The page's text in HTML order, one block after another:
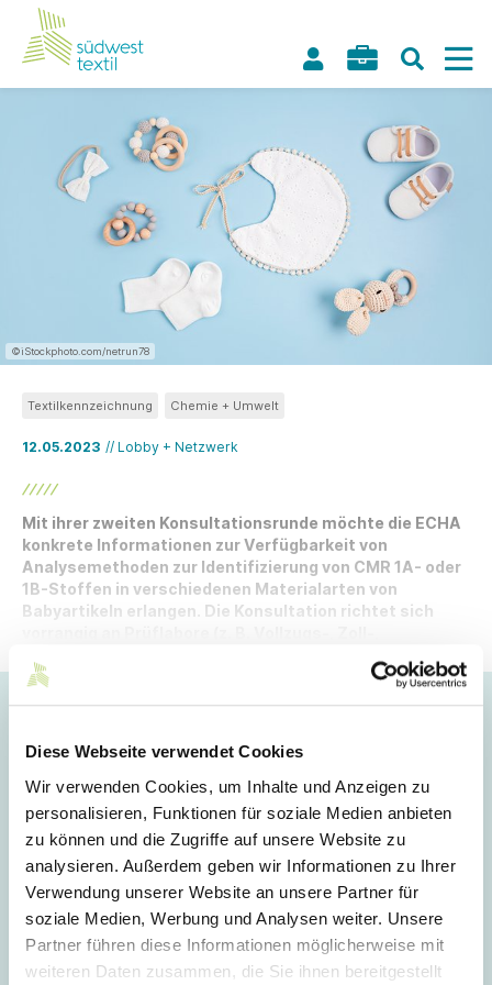
Diese Webseite verwendet Cookies
Wir verwenden Cookies, um Inhalte und Anzeigen zu
personalisieren, Funktionen für soziale Medien anbieten
zu können und die Zugriffe auf unsere Website zu
analysieren. Außerdem geben wir Informationen zu Ihrer
Verwendung unserer Website an unsere Partner für
soziale Medien, Werbung und Analysen weiter. Unsere
Partner führen diese Informationen möglicherweise mit
weiteren Daten zusammen, die Sie ihnen bereitgestellt
©iStockphoto.com/netrun78
12.05.2023 // Lobby + Netzwerk
Textilkennzeichnung Chemie + Umwelt
Mit ihrer zweiten Konsultationsrunde möchte die ECHA
konkrete Informationen zur Verfügbarkeit von
Analysemethoden zur Identifizierung von CMR 1A- oder
1B-Stoffen in verschiedenen Materialarten von
Babyartikeln erlangen. Die Konsultation richtet sich
Hoppla!
Dieser Artikel ist nur für Mitglieder sichtbar.
Login
E-Mail